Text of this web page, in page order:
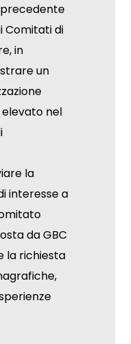
precedente
Comitati di
in
un
nel
la
interesse a
da GBC
la richiesta